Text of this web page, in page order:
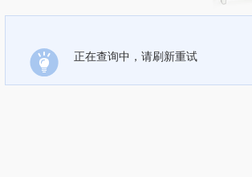
正在查询中，请刷新重试